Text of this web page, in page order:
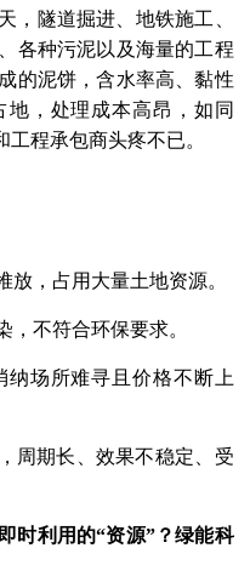
，隧道掘进、地铁施工、
各种污泥以及海量的工程
的泥饼，含水率高、黏性
地，处理成本高昂，如同
工程承包商头疼不已。
放，占用大量土地资源。
，不符合环保要求。
纳场所难寻且价格不断上
周期长、效果不稳定、受
时利用的“资源”？绿能科